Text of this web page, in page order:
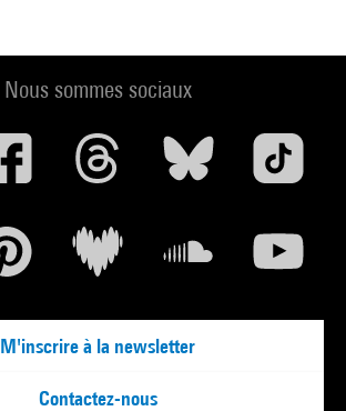
Nous sommes sociaux
M'inscrire à la newsletter
Contactez-nous